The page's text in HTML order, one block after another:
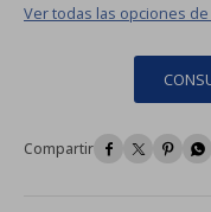
Ver todas las opciones
   